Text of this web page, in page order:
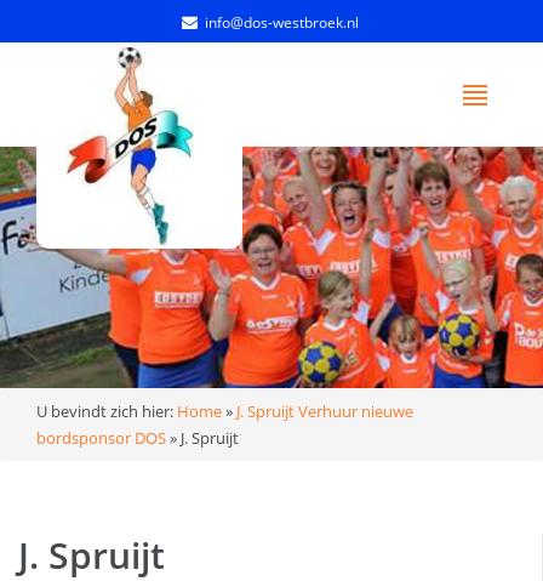
info@dos-westbroek.nl
U bevindt zich hier: Home» J. Spruijt Verhuur nieuwe
bordsponsor DOS» J. Spruijt
J. Spruijt